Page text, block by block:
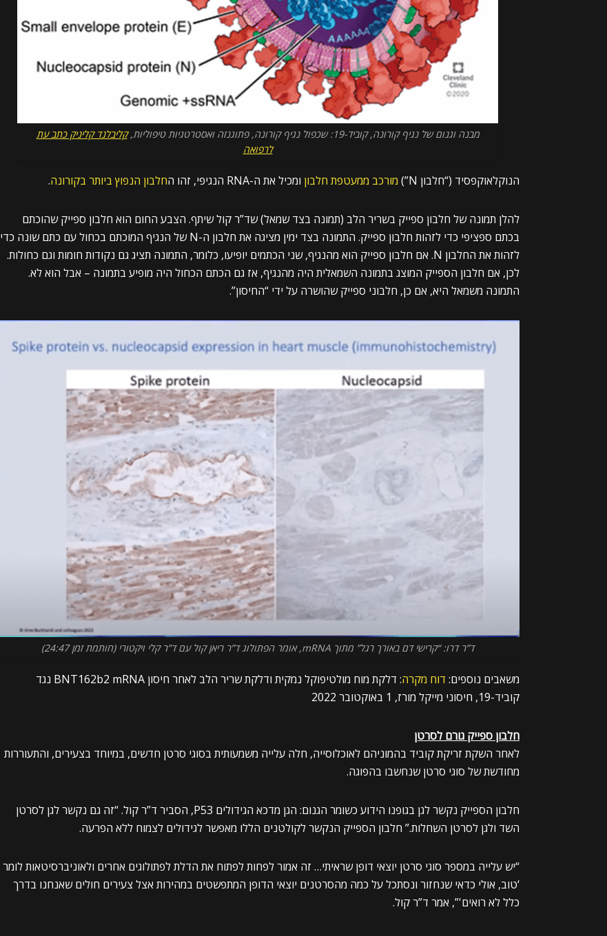
מבנה וגנום של נגיף קורונה, קוביד-19: שכפול נגיף קורונה, פתוגנזה ואסטרטגיות טיפוליות,
קליבלנד קליניק כתב עת
לרפואה
הנוקלאוקפסיד (“חלבון N”) מורכב ממעטפת חלבון ומכיל את ה-RNA הנגיפי, זהו ה חלבון הנפוץ ביותר בקורונה.
להלן תמונה של חלבון ספייק בשריר הלב (תמונה בצד שמאל) שד”ר קול שיתף. הצבע החום הוא חלבון ספייק שהוכתם
בכתם ספציפי כדי לזהות חלבון ספייק. התמונה בצד ימין מציגה את חלבון ה-N של הנגיף המוכתם בכחול עם כתם שונה כדי
לזהות את החלבון N. אם חלבון ספייק הוא מהנגיף, שני הכתמים יופיעו, כלומר, התמונה תציג גם נקודות חומות וגם כחולות.
לכן, אם חלבון הספייק המוצג בתמונה השמאלית היה מהנגיף, אז גם הכתם הכחול היה מופיע בתמונה – אבל הוא לא.
התמונה משמאל היא, אם כן, חלבוני ספייק שהושרה על ידי “החיסון”.
ד”ר דרו: “קרישי דם באורך רגל” מתוך mRNA, אומר הפתולוג ד”ר ריאן קול עם ד”ר קלי ויקטורי (חותמת זמן 24:47)
משאבים נוספים: דוח מקרה
: דלקת מוח מולטיפוקל נמקית ודלקת שריר הלב לאחר חיסון BNT162b2 mRNA נגד
קוביד-19, חיסוני מייקל מורז, 1 באוקטובר 2022
חלבון ספייק גורם לסרטן
לאחר השקת זריקת קוביד בהמוניהם לאוכלוסייה, חלה עלייה משמעותית בסוגי סרטן חדשים, במיוחד בצעירים, והתעוררות
מחודשת של סוגי סרטן שנחשבו בהפוגה.
חלבון הספייק נקשר לגן בגופנו הידוע כשומר הגנום: הגן מדכא הגידולים P53, הסביר ד”ר קול. “זה גם נקשר לגן לסרטן
השד ולגן לסרטן השחלות.” חלבון הספייק הנקשר לקולטנים הללו מאפשר לגידולים לצמוח ללא הפרעה.
“יש עלייה במספר סוגי סרטן יוצאי דופן שראיתי… זה אמור לפחות לפתוח את הדלת לפתולוגים אחרים ולאוניברסיטאות לומר
‘טוב, אולי כדאי שנחזור ונסתכל על כמה מהסרטנים יוצאי הדופן המתפשטים במהירות אצל צעירים חולים שאנחנו בדרך
כלל לא רואים'”, אמר ד”ר קול.